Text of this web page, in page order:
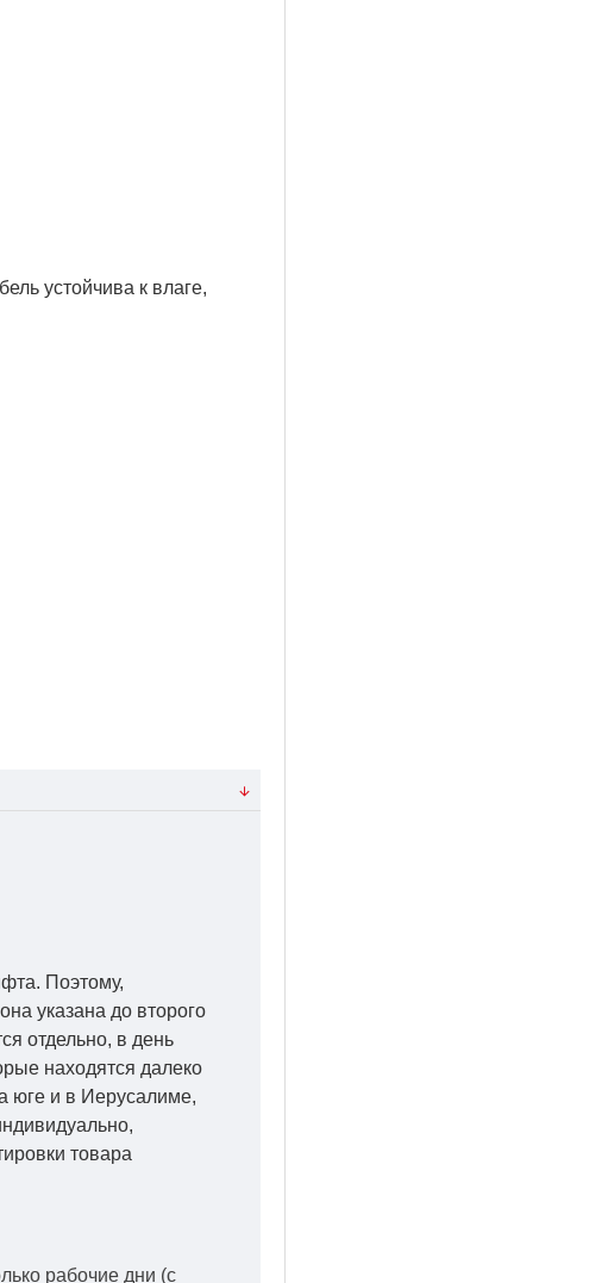
устойчива к влаге,
Поэтому,
указана до второго
отдельно, в день
находятся далеко
юге и в Иерусалиме,
товара
рабочие дни (с